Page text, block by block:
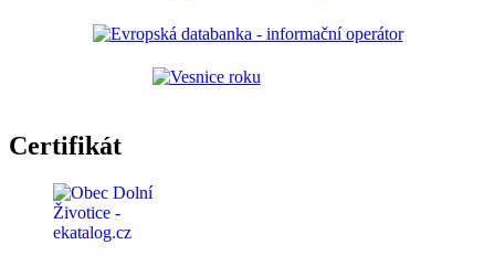
Certifikát